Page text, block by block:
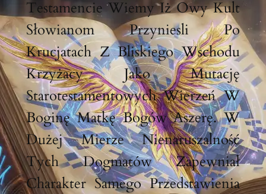
Testamencie Wiemy Iż Owy Kult
Słowianom Przyniesli Po
Krucjatach Z Bliskiego Wschodu
Krzyżacy Jako Mutację
Starotestamentowych Wierzeń W
Boginę Matkę Bogów Aszerę. W
Dużej Mierze Nienaruszalność
Tych Dogmatów Zapewniał
Charakter Samego Przedstawienia